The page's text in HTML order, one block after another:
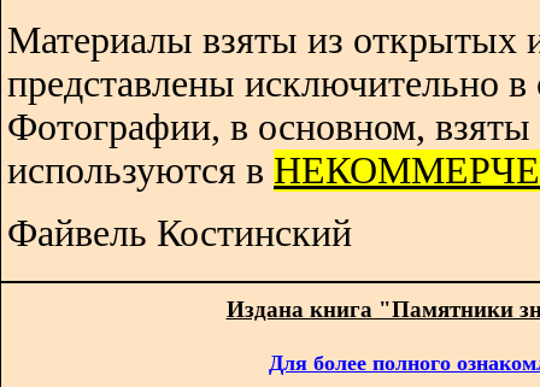
Материалы взяты из открытых
представлены исключительно
Фотографии, в основном, взяты
используются в
Файвель Костинский
Издана книга "Памятники
Для более полного